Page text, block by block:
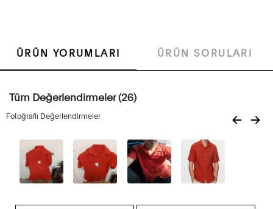
ÜRÜN YORUMLARI ÜRÜN SORULARI
Tüm Değerlendirmeler (26)
Fotoğraflı Değerlendirmeler